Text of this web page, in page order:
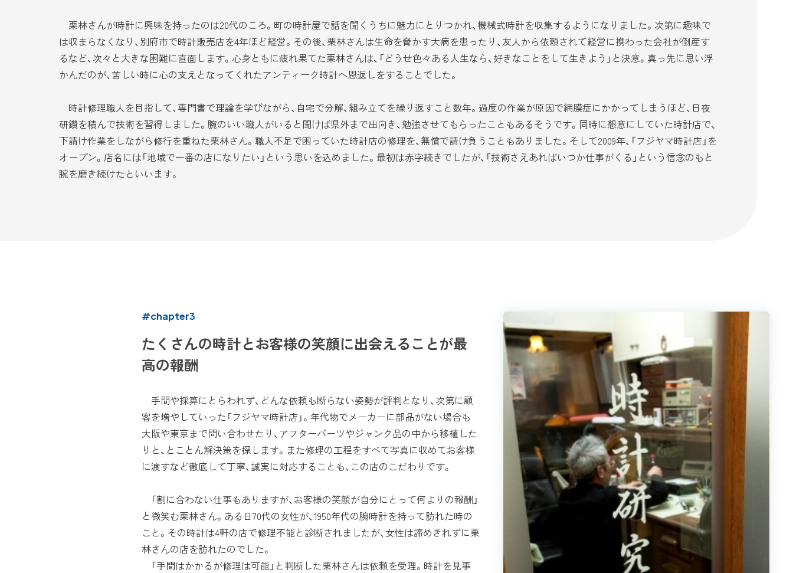
栗林さんが時計に興味を持ったのは20代のころ。町の時計屋で話を聞くうちに魅力にとりつかれ、機械式時計を収集するようになりました。次第に趣味で
は収まらなくなり、別府市で時計販売店を4年ほど経営。その後、栗林さんは生命を脅かす大病を患ったり、友人から依頼されて経営に携わった会社が倒産す
るなど、次々と大きな困難に直面します。心身ともに疲れ果てた栗林さんは、「どうせ色々ある人生なら、好きなことをして生きよう」と決意。真っ先に思い浮
かんだのが、苦しい時に心の支えとなってくれたアンティーク時計へ恩返しをすることでした。
時計修理職人を目指して、専門書で理論を学びながら、自宅で分解、組み立てを繰り返すこと数年。過度の作業が原因で網膜症にかかってしまうほど、日夜
研鑽を積んで技術を習得しました。腕のいい職人がいると聞けば県外まで出向き、勉強させてもらったこともあるそうです。同時に懇意にしていた時計店で、
下請け作業をしながら修行を重ねた栗林さん。職人不足で困っていた時計店の修理を、無償で請け負うこともありました。そして2009年、「フジヤマ時計店」を
オープン。店名には「地域で一番の店になりたい」という思いを込めました。最初は赤字続きでしたが、「技術さえあればいつか仕事がくる」という信念のもと
腕を磨き続けたといいます。
#chapter3
たくさんの時計とお客様の笑顔に出会えることが最
高の報酬
手間や採算にとらわれず、どんな依頼も断らない姿勢が評判となり、次第に顧
客を増やしていった「フジヤマ時計店」。年代物でメーカーに部品がない場合も
大阪や東京まで問い合わせたり、アフターパーツやジャンク品の中から移植した
りと、とことん解決策を探します。また修理の工程をすべて写真に収めてお客様
に渡すなど徹底して丁寧、誠実に対応することも、この店のこだわりです。
「割に合わない仕事もありますが、お客様の笑顔が自分にとって何よりの報酬」
と微笑む栗林さん。ある日70代の女性が、1950年代の腕時計を持って訪れた時の
こと。その時計は4軒の店で修理不能と診断されましたが、女性は諦めきれずに栗
林さんの店を訪れたのでした。
「手間はかかるが修理は可能」と判断した栗林さんは依頼を受理。時計を見事